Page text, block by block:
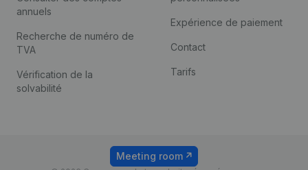
annuels
Recherche de numéro de
TVA
Vérification de la
solvabilité
Expérience de paiement
Contact
Tarifs
Meeting room